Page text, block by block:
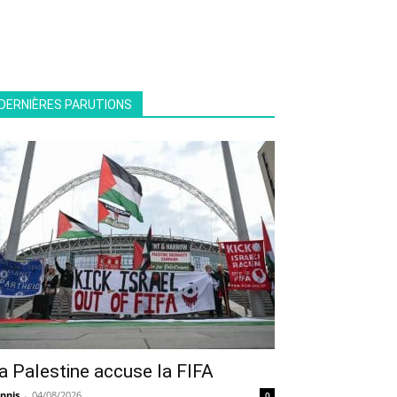
PARUTIONS
Palestine accuse la FIFA